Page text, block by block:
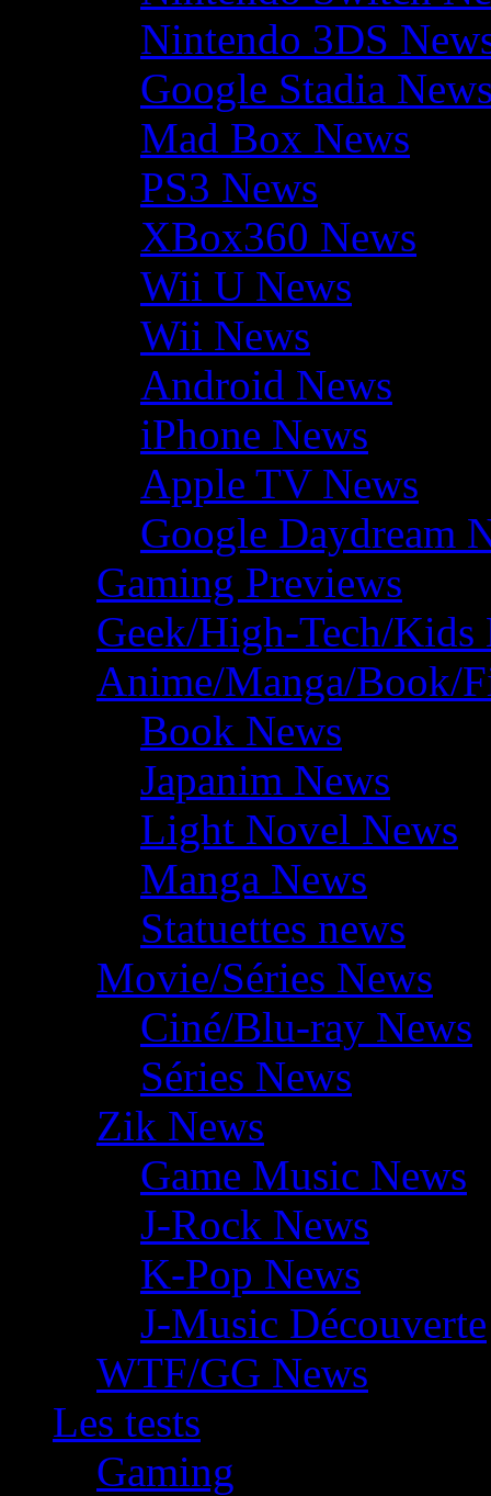
Nintendo 3DS
Google Stadia
Mad Box News
PS3 News
XBox360 News
Wii U News
Wii News
Android News
iPhone News
Apple TV News
Google Daydream
Gaming Previews
Geek/High-Tech/Kids
Anime/Manga/Book/
Book News
Japanim News
Light Novel News
Manga News
Statuettes news
Movie/Séries News
Ciné/Blu-ray News
Séries News
Zik News
Game Music News
J-Rock News
K-Pop News
J-Music Découverte
WTF/GG News
Les tests
Gaming